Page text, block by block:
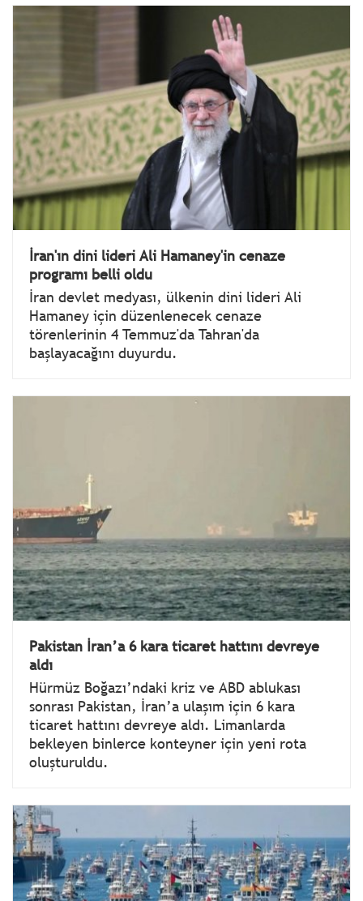
İran'ın dini lideri Ali Hamaney'in cenaze
programı belli oldu
İran devlet medyası, ülkenin dini lideri Ali
Hamaney için düzenlenecek cenaze
törenlerinin 4 Temmuz'da Tahran'da
başlayacağını duyurdu.
Pakistan İran’a 6 kara ticaret hattını devreye
aldı
Hürmüz Boğazı’ndaki kriz ve ABD ablukası
sonrası Pakistan, İran’a ulaşım için 6 kara
ticaret hattını devreye aldı. Limanlarda
bekleyen binlerce konteyner için yeni rota
oluşturuldu.